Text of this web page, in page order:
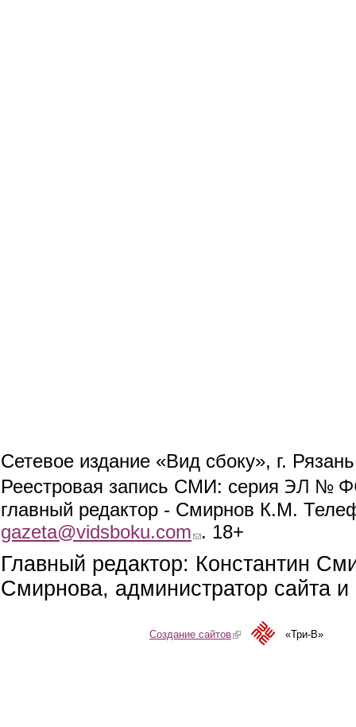
Сетевое издание «Вид сбоку», г.
Реестровая запись СМИ: серия ЭЛ №
главный редактор - Смирнов К.М.
gazeta@vidsboku.com (link sends e-mail)
. 18+
Главный редактор: Константин
Смирнова, администратор сайта
Создание сайтов(link is external)«Три-В»